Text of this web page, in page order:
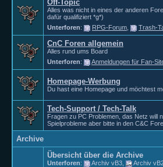
Off-Topic
Alles was nicht in eines der anderen
dafür qualifiziert *g*)
Unterforen: RPG-Forum Trash-
CnC Foren allgemein
Alles rund ums Board
Unterforen: Anmeldungen für Fan-
Homepage-Werbung
Du hast eine Homepage und möchtest
Tech-Support / Tech-Talk
Fragen zu PC Problemen, das Netz will
Spielprobleme aber bitte in den C&C
Archive
Übersicht über die Archive
Unterforen: Archiv vB3 Archiv